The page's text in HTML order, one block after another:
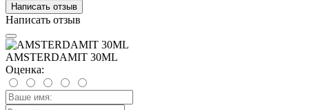
Написать отзыв
Написать отзыв
AMSTERDAMIT 30ML
Оценка: